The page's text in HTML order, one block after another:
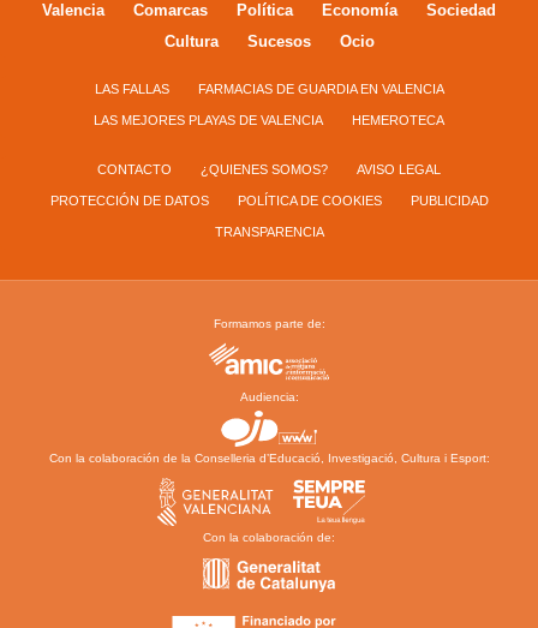
Valencia Comarcas Política Economía
Sociedad
Cultura
Sucesos Ocio
LAS FALLAS FARMACIAS DE GUARDIA EN VALENCIA
LAS MEJORES PLAYAS DE VALENCIA HEMEROTECA
CONTACTO ¿QUIENES SOMOS? AVISO LEGAL
PROTECCIÓN DE DATOS POLÍTICA DE COOKIES PUBLICIDAD
TRANSPARENCIA
Formamos parte de:
Audiencia:
Con la colaboración de la Conselleria d’Educació, Investigació, Cultura i Esport:
Con la colaboración de: